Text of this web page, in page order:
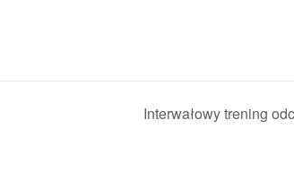
Interwałowy trening